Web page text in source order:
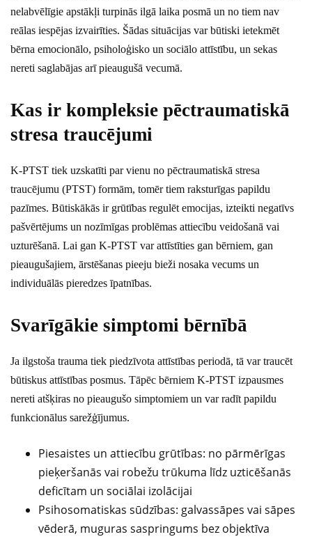
nelabvēlīgie apstākļi turpinās ilgā laika posmā un no tiem nav
reālas iespējas izvairīties. Šādas situācijas var būtiski ietekmēt
bērna emocionālo, psiholoģisko un sociālo attīstību, un sekas
nereti saglabājas arī pieaugušā vecumā.
Kas ir kompleksie pēctraumatiskā
stresa traucējumi
K-PTST tiek uzskatīti par vienu no pēctraumatiskā stresa
traucējumu (PTST) formām, tomēr tiem raksturīgas papildu
pazīmes. Būtiskākās ir grūtības regulēt emocijas, izteikti negatīvs
pašvērtējums un nozīmīgas problēmas attiecību veidošanā vai
uzturēšanā. Lai gan K-PTST var attīstīties gan bērniem, gan
pieaugušajiem, ārstēšanas pieeju bieži nosaka vecums un
individuālās pieredzes īpatnības.
Svarīgākie simptomi bērnībā
Ja ilgstoša trauma tiek piedzīvota attīstības periodā, tā var traucēt
būtiskus attīstības posmus. Tāpēc bērniem K-PTST izpausmes
nereti atšķiras no pieaugušo simptomiem un var radīt papildu
funkcionālus sarežģījumus.
Piesaistes un attiecību grūtības: no pārmērīgas
pieķeršanās vai robežu trūkuma līdz uzticēšanās
deficītam un sociālai izolācijai
Psihosomatiskas sūdzības: galvassāpes vai sāpes
vēderā, muguras saspringums bez objektīva